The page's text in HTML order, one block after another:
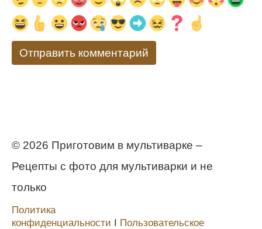
© 2026 Приготовим в мультиварке –
Рецепты с фото для мультиварки и не
только
Политика
конфиденциальности Ι Пользовательское